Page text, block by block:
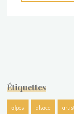
Étiquettes
alpes alsace